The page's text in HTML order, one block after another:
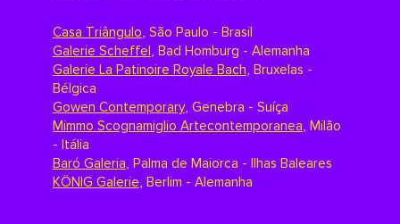
Casa Triângulo, São Paulo - Brasil
Galerie Scheffel, Bad Homburg - Alemanha
Galerie La Patinoire Royale Bach, Bruxelas -
Bélgica
Gowen Contemporary, Genebra - Suíça
Mimmo Scognamiglio Artecontemporanea, Milão
- Itália
Baró Galeria, Palma de Maiorca - Ilhas Baleares
KÖNIG Galerie, Berlim - Alemanha